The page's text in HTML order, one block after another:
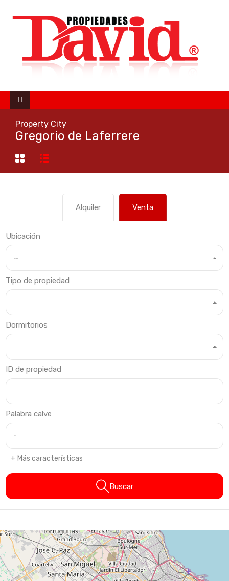
Property City
Gregorio de Laferrere
Alquiler Venta
Ubicación
Tipo de propiedad
Dormitorios
ID de propiedad
Palabra calve
Más características
Buscar